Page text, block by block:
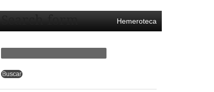
Hemeroteca
Search form